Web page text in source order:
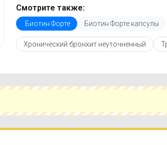
Перед покупкой рекомендуется
инструкцией по применению,
противопоказаниями. При
подобрать аналоги Биотин Форте с
действующим веществом или более
поможет сэкономить время и выбрать
вариант по цене и наличию.
Смотрите также:
Биотин Форте Биотин Форте капсулы
Хронический бронхит неуточненный